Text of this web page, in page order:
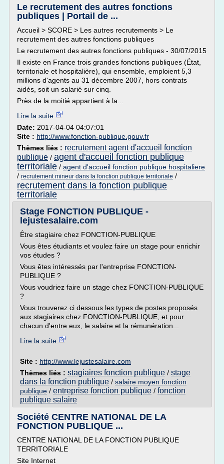
Le recrutement des autres fonctions
publiques | Portail de ...
Accueil > SCORE > Les autres recrutements > Le
recrutement des autres fonctions publiques
Le recrutement des autres fonctions publiques - 30/07/2015
Il existe en France trois grandes fonctions publiques (État,
territoriale et hospitalière), qui ensemble, emploient 5,3
millions d'agents au 31 décembre 2007, hors contrats
aidés, soit un salarié sur cinq.
Près de la moitié appartient à la...
Lire la suite
Date: 2017-04-04 04:07:01
Site : http://www.fonction-publique.gouv.fr
Thèmes liés : recrutement agent d'accueil fonction
publique / agent d'accueil fonction publique
territoriale / agent d'accueil fonction publique hospitaliere
/ recrutement mineur dans la fonction publique territoriale /
recrutement dans la fonction publique
territoriale
Stage FONCTION PUBLIQUE -
lejustesalaire.com
Être stagiaire chez FONCTION-PUBLIQUE
Vous êtes étudiants et voulez faire un stage pour enrichir
vos études ?
Vous êtes intéressés par l'entreprise FONCTION-
PUBLIQUE ?
Vous voudriez faire un stage chez FONCTION-PUBLIQUE
?
Vous trouverez ci dessous les types de postes proposés
aux stagiaires chez FONCTION-PUBLIQUE, et pour
chacun d'entre eux, le salaire et la rémunération...
Lire la suite
Site : http://www.lejustesalaire.com
Thèmes liés : stagiaires fonction publique / stage
dans la fonction publique / salaire moyen fonction
publique / entreprise fonction publique / fonction
publique salaire
Société CENTRE NATIONAL DE LA
FONCTION PUBLIQUE ...
CENTRE NATIONAL DE LA FONCTION PUBLIQUE
TERRITORIALE
Site Internet